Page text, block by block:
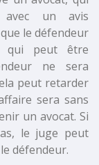
avec un avis
le défendeur
qui peut être
ne sera
peut retarder
sera sans
un avocat. Si
le juge peut
défendeur.